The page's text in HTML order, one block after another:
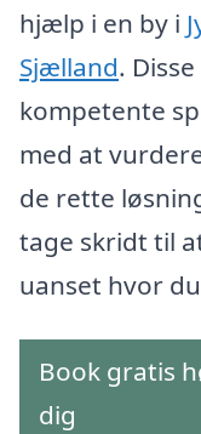
hjælp i en by i
Sjælland.
kompetente
med at
de rette
tage skridt til
uanset hvor
Book gratis
dig